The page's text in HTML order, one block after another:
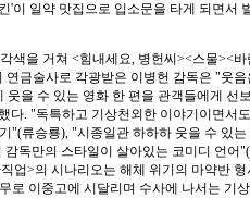
'이 일약 맛집으로 입소문을 타게 되면서
색을 거쳐 <힘내세요, 병헌씨><스물><바
금술사로 각광받은 이병헌 감독은 "웃음
을 수 있는 영화 한 편을 관객들에게 선
다. "독특하고 기상천외한 이야기이면서
"(류승룡), "시종일관 하하하 웃을 수 있는
독만의 스타일이 살아있는 코미디 언어
업>의 시나리오는 해체 위기의 마약반 형
로 이중고에 시달리며 수사에 나서는 기상